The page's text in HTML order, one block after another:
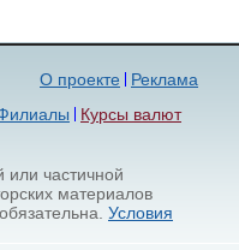
Реклама
О проекте
Курсы валют
или частичной
материалов
Условия